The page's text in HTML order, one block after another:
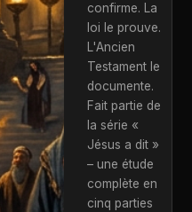
confirme. La
loi le prouve.
L'Ancien
Testament le
documente.
Fait partie de
la série «
Jésus a dit »
– une étude
complète en
cinq parties